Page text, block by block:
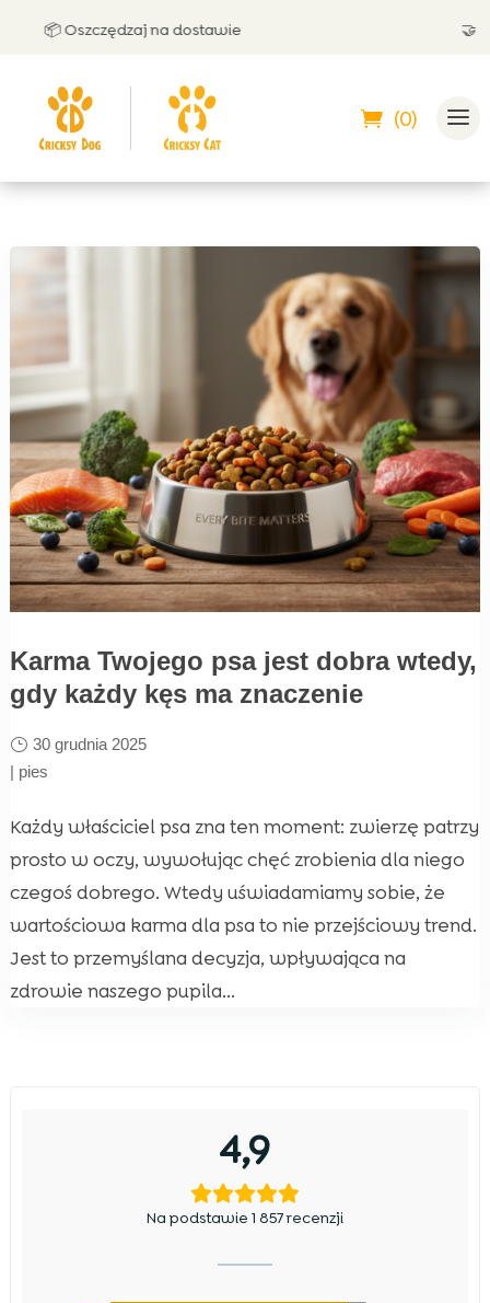
📦 Oszczędzaj na dostawie 🤝
(0)
Karma Twojego psa jest dobra wtedy,
gdy każdy kęs ma znaczenie
30 grudnia 2025
| pies
Każdy właściciel psa zna ten moment: zwierzę patrzy
prosto w oczy, wywołując chęć zrobienia dla niego
czegoś dobrego. Wtedy uświadamiamy sobie, że
wartościowa karma dla psa to nie przejściowy trend.
Jest to przemyślana decyzja, wpływająca na
zdrowie naszego pupila...
4,9
Na podstawie 1 857 recenzji